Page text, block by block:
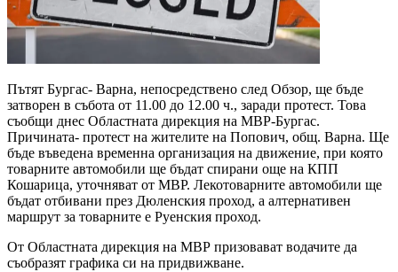
Пътят Бургас- Варна, непосредствено след Обзор, ще бъде
затворен в събота от 11.00 до 12.00 ч., заради протест. Това
съобщи днес Областната дирекция на МВР-Бургас.
Причината- протест на жителите на Попович, общ. Варна. Ще
бъде въведена временна организация на движение, при която
товарните автомобили ще бъдат спирани още на КПП
Кошарица, уточняват от МВР. Лекотоварните автомобили ще
бъдат отбивани през Дюленския проход, а алтернативен
маршрут за товарните е Руенския проход.
От Областната дирекция на МВР призовават водачите да
съобразят графика си на придвижване.